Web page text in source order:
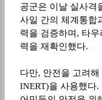
공군은 이날 실사격
사일 간의 체계통합
력을 검증하며 , 타우
력을 재확인했다.
다만, 안전을 고려
INERT)을 사용했다.